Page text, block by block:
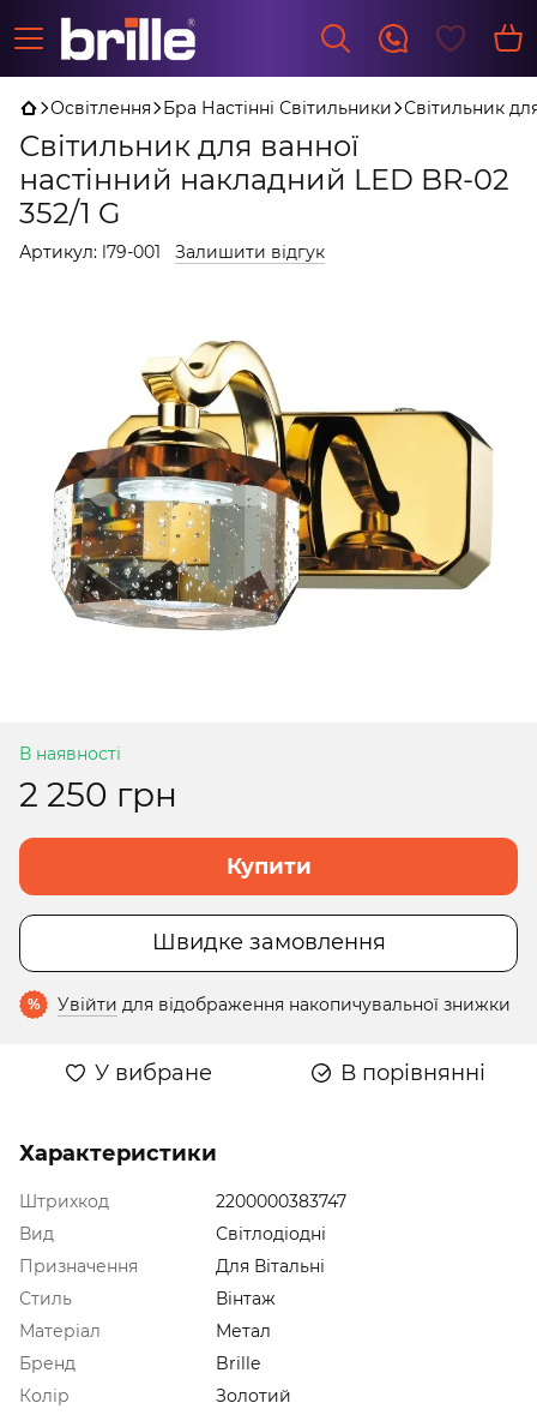
Освітлення Бра Настінні Світильники Світильник
Світильник для ванної
настінний накладний LED BR-02
352/1 G
Артикул: l79-001 Залишити відгук
В наявності
2 250 грн
Купити
Швидке замовлення
% Увійти для відображення накопичувальної знижки
У вибране В порівнянні
Характеристики
Штрихкод
2200000383747
Вид
Світлодіодні
Призначення
Для Вітальні
Стиль
Вінтаж
Матеріал
Метал
Бренд
Brille
Колір
Золотий